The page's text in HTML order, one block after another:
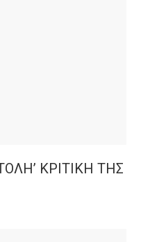
ΚΡΙΤΙΚΗ ΤΗΣ